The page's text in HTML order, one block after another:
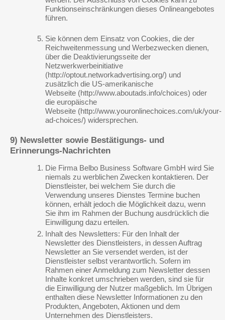
Funktionseinschränkungen dieses Onlineangebotes
führen.
Sie können dem Einsatz von Cookies, die der
Reichweitenmessung und Werbezwecken dienen,
über die Deaktivierungsseite der
Netzwerkwerbeinitiative
(http://optout.networkadvertising.org/) und
zusätzlich die US-amerikanische
Webseite (http://www.aboutads.info/choices) oder
die europäische
Webseite (http://www.youronlinechoices.com/uk/your-
ad-choices/) widersprechen.
9) Newsletter sowie Bestätigungs- und
Erinnerungs-Nachrichten
Die Firma Belbo Business Software GmbH wird Sie
niemals zu werblichen Zwecken kontaktieren. Der
Dienstleister, bei welchem Sie durch die
Verwendung unseres Dienstes Termine buchen
können, erhält jedoch die Möglichkeit dazu, wenn
Sie ihm im Rahmen der Buchung ausdrücklich die
Einwilligung dazu erteilen.
Inhalt des Newsletters: Für den Inhalt der
Newsletter des Dienstleisters, in dessen Auftrag
Newsletter an Sie versendet werden, ist der
Dienstleister selbst verantwortlich. Sofern im
Rahmen einer Anmeldung zum Newsletter dessen
Inhalte konkret umschrieben werden, sind sie für
die Einwilligung der Nutzer maßgeblich. Im Übrigen
enthalten diese Newsletter Informationen zu den
Produkten, Angeboten, Aktionen und dem
Unternehmen des Dienstleisters.